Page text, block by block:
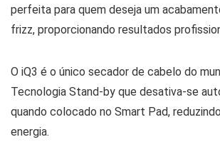
perfeita para quem deseja um
frizz, proporcionando resultados
O iQ3 é o único secador de cabelo do
Tecnologia Stand-by que desativa-se
quando colocado no Smart Pad,
energia.